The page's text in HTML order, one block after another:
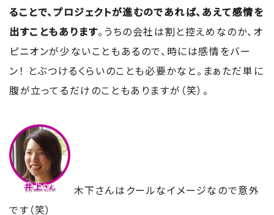
ることで、プロジェクトが進むのであれば、あえて感情を
出すこともあります。うちの会社は割と控えめなのか、オ
ピニオンが少ないこともあるので、時には感情をバー
ン！ とぶつけるくらいのことも必要かなと。まぁただ単に
腹が立ってるだけのこともありますが（笑）。
木下さんはクールなイメージなので意外
です（笑）